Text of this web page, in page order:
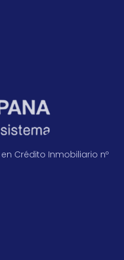
Crédito Inmobiliario nº